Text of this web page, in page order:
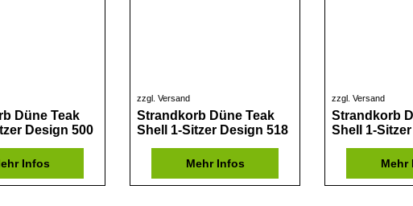
Düne Teak
Design 500
Infos
zzgl. Versand
Strandkorb Düne Teak
Shell 1-Sitzer Design 518
Mehr Infos
zzgl. Versand
Strandkorb
Shell 1-
Mehr